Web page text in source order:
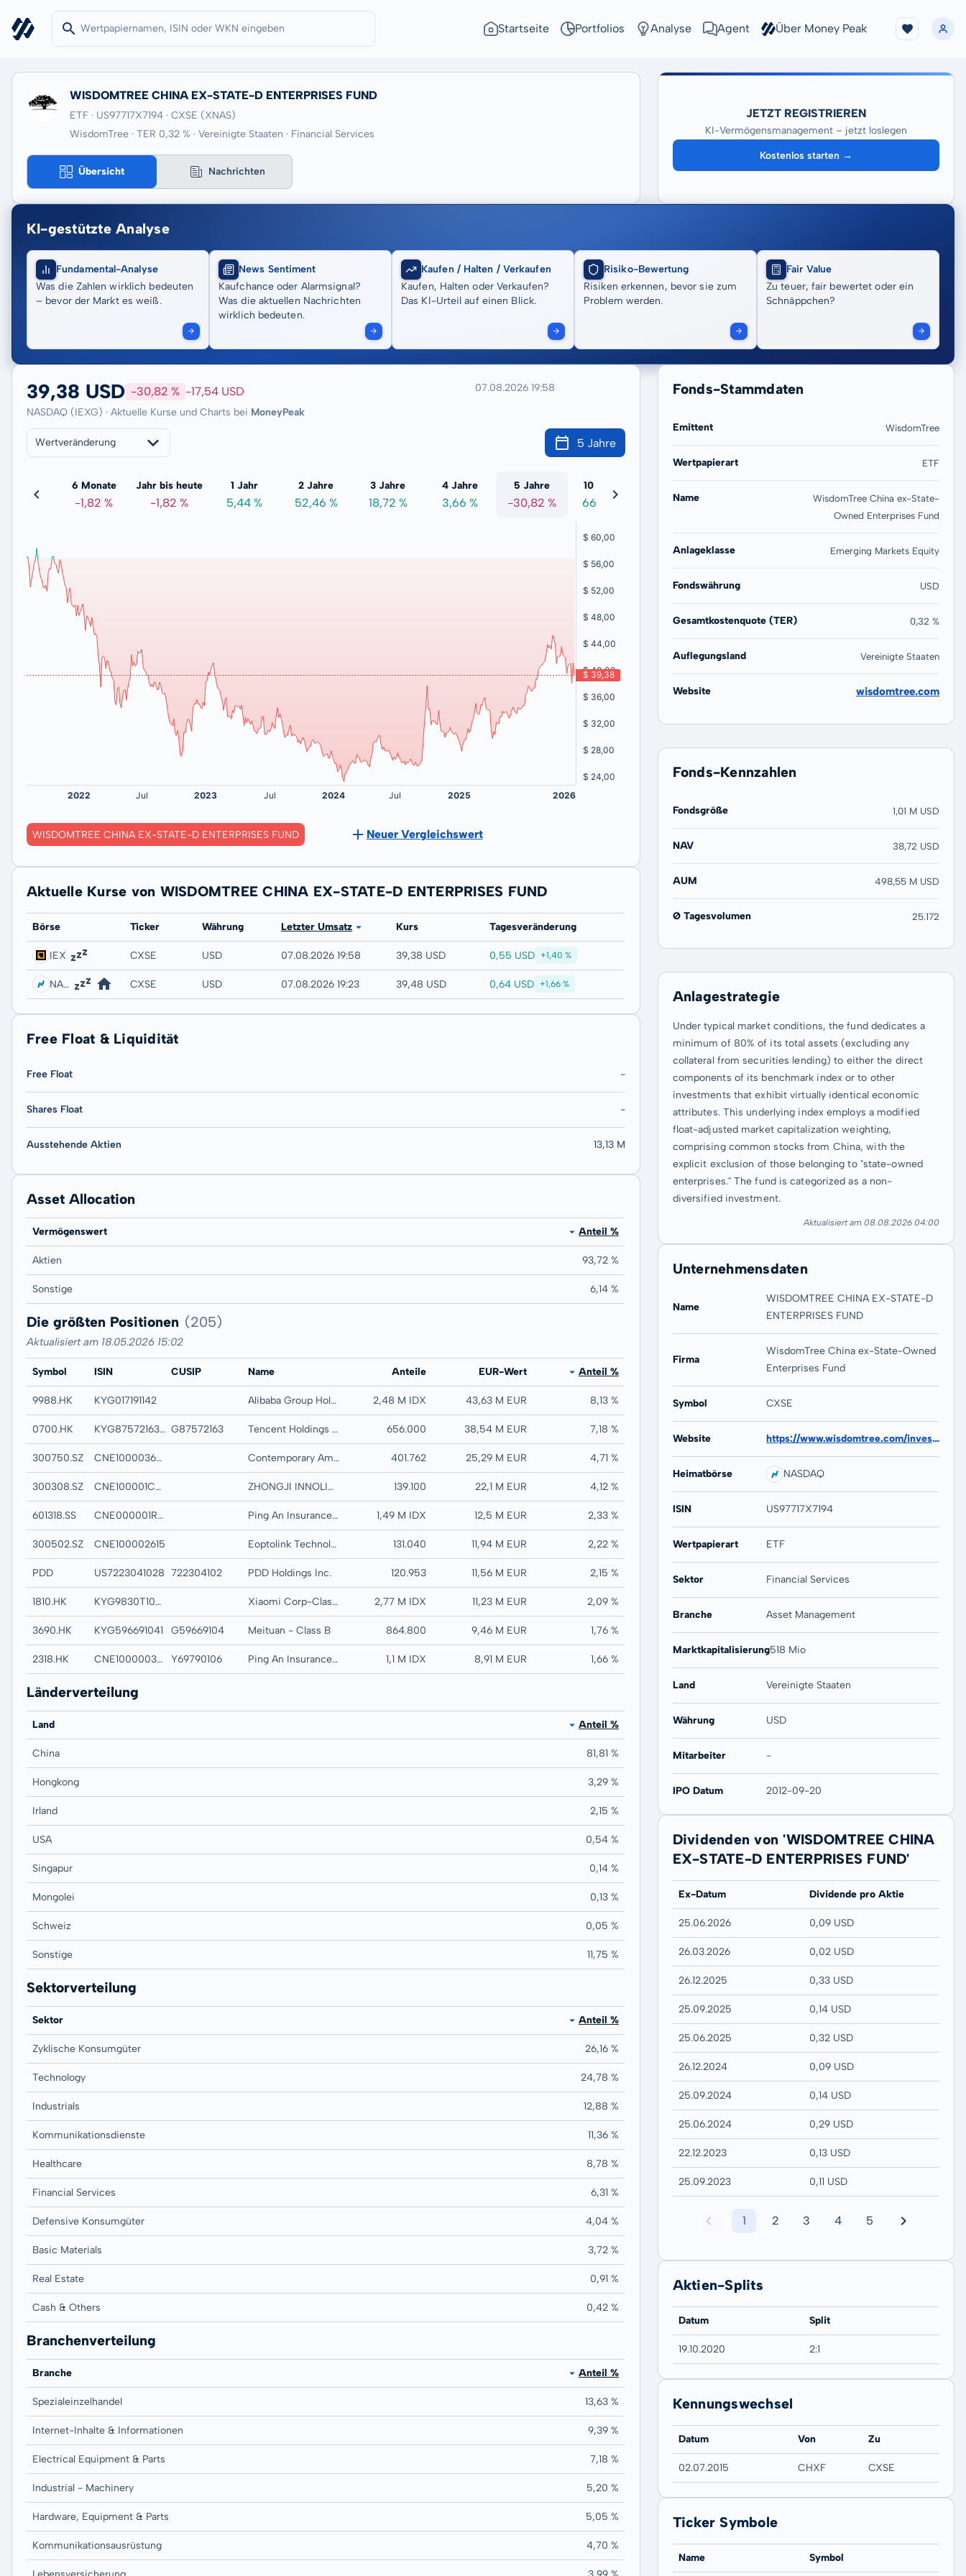
Startseite Portfolios Analyse Agent Über Money Peak
WISDOMTREE CHINA EX-STATE-D ENTERPRISES FUND
ETF · US97717X7194 · CXSE (XNAS)
WisdomTree · TER 0,32 % · Vereinigte Staaten · Financial Services
Übersicht Nachrichten
JETZT REGISTRIEREN
KI-Vermögensmanagement – jetzt loslegen
Kostenlos starten →
KI-gestützte Analyse
Fundamental-Analyse
Was die Zahlen wirklich bedeuten
– bevor der Markt es weiß.
News Sentiment
Kaufchance oder Alarmsignal?
Was die aktuellen Nachrichten
wirklich bedeuten.
Kaufen / Halten / Verkaufen
Kaufen, Halten oder Verkaufen?
Das KI-Urteil auf einen Blick.
Risiko-Bewertung
Risiken erkennen, bevor sie zum
Problem werden.
Fair Value
Zu teuer, fair bewertet oder ein
Schnäppchen?
39,38 USD -30,82 % -17,54 USD
NASDAQ (IEXG) · Aktuelle Kurse und Charts bei MoneyPeak
07.08.2026 19:58
Wertveränderung 5 Jahre
-3,84 %
6 Monate
-1,82 %
Jahr bis heute
-1,82 %
1 Jahr
5,44 %
2 Jahre
52,46 %
3 Jahre
18,72 %
4 Jahre
3,66 %
5 Jahre
-30,82 %
10 Jahre
66,79 % 55,96 %
WISDOMTREE CHINA EX-STATE-D ENTERPRISES FUND Neuer Vergleichswert
Aktuelle Kurse von WISDOMTREE CHINA EX-STATE-D ENTERPRISES FUND
Börse Ticker Währung Letzter Umsatz Kurs Tagesveränderung
IEX CXSE USD 07.08.2026 19:58 39,38 USD 0,55 USD +1,40 %
NASDAQ CXSE USD 07.08.2026 19:23 39,48 USD 0,64 USD +1,66 %
Free Float & Liquidität
Free Float -
Shares Float -
Ausstehende Aktien 13,13 M
Asset Allocation
Vermögenswert Anteil %
Aktien 93,72 %
Sonstige 6,14 %
Die größten Positionen (205)
Aktualisiert am 18.05.2026 15:02
Symbol ISIN CUSIP Name Anteile EUR-Wert Anteil %
9988.HK KYG017191142 Alibaba Group Holding Ltd 2,48 M IDX 43,63 M EUR 8,13 %
0700.HK KYG875721634 G87572163 Tencent Holdings Ltd 656.000 38,54 M EUR 7,18 %
300750.SZ CNE100003662 Contemporary Amperex Techn-A 401.762 25,29 M EUR 4,71 %
300308.SZ CNE100001CY9 ZHONGJI INNOLIGHT CO LTD-A 139.100 22,1 M EUR 4,12 %
601318.SS CNE000001R84 Ping An Insurance Group Co of China 1,49 M IDX 12,5 M EUR 2,33 %
300502.SZ CNE100002615 Eoptolink Technology Inc L-A 131.040 11,94 M EUR 2,22 %
PDD US7223041028 722304102 PDD Holdings Inc. 120.953 11,56 M EUR 2,15 %
1810.HK KYG9830T1067 Xiaomi Corp-Class B 2,77 M IDX 11,23 M EUR 2,09 %
3690.HK KYG596691041 G59669104 Meituan - Class B 864.800 9,46 M EUR 1,76 %
2318.HK CNE1000003X6 Y69790106 Ping An Insurance Group Co of China 1,1 M IDX 8,91 M EUR 1,66 %
Länderverteilung
Land Anteil %
China 81,81 %
Hongkong 3,29 %
Irland 2,15 %
USA 0,54 %
Singapur 0,14 %
Mongolei 0,13 %
Schweiz 0,05 %
Sonstige 11,75 %
Sektorverteilung
Sektor Anteil %
Zyklische Konsumgüter 26,16 %
Technology 24,78 %
Industrials 12,88 %
Kommunikationsdienste 11,36 %
Healthcare 8,78 %
Financial Services 6,31 %
Defensive Konsumgüter 4,04 %
Basic Materials 3,72 %
Real Estate 0,91 %
Cash & Others 0,42 %
Branchenverteilung
Branche Anteil %
Spezialeinzelhandel 13,63 %
Internet-Inhalte & Informationen 9,39 %
Electrical Equipment & Parts 7,18 %
Industrial - Machinery 5,20 %
Hardware, Equipment & Parts 5,05 %
Kommunikationsausrüstung 4,70 %
Fonds-Stammdaten
Emittent WisdomTree
Wertpapierart ETF
Name
WisdomTree China ex-State-
Owned Enterprises Fund
Anlageklasse Emerging Markets Equity
Fondswährung USD
Gesamtkostenquote (TER) 0,32 %
Auflegungsland Vereinigte Staaten
Website wisdomtree.com
Fonds-Kennzahlen
Fondsgröße 1,01 M USD
NAV 38,72 USD
AUM 498,55 M USD
Ø Tagesvolumen 25.172
Anlagestrategie
Under typical market conditions, the fund dedicates a
minimum of 80% of its total assets (excluding any
collateral from securities lending) to either the direct
components of its benchmark index or to other
investments that exhibit virtually identical economic
attributes. This underlying index employs a modified
float-adjusted market capitalization weighting,
comprising common stocks from China, with the
explicit exclusion of those belonging to "state-owned
enterprises." The fund is categorized as a non-
diversified investment.
Aktualisiert am 08.08.2026 04:00
Unternehmensdaten
Name
WISDOMTREE CHINA EX-STATE-D
ENTERPRISES FUND
Firma
WisdomTree China ex-State-Owned
Enterprises Fund
Symbol CXSE
Website https://www.wisdomtree.com/investments/etfs/equity/CXSE
Heimatbörse NASDAQ
ISIN US97717X7194
Wertpapierart ETF
Sektor Financial Services
Branche Asset Management
Marktkapitalisierung518 Mio
Land Vereinigte Staaten
Währung USD
Mitarbeiter -
IPO Datum 2012-09-20
Dividenden von 'WISDOMTREE CHINA
EX-STATE-D ENTERPRISES FUND'
Ex-Datum Dividende pro Aktie
25.06.2026 0,09 USD
26.03.2026 0,02 USD
26.12.2025 0,33 USD
25.09.2025 0,14 USD
25.06.2025 0,32 USD
26.12.2024 0,09 USD
25.09.2024 0,14 USD
25.06.2024 0,29 USD
22.12.2023 0,13 USD
25.09.2023 0,11 USD
1 2 3 4 5
Aktien-Splits
Datum Split
19.10.2020 2:1
Kennungswechsel
Datum Von Zu
02.07.2015 CHXF CXSE
Ticker Symbole
Name Symbol